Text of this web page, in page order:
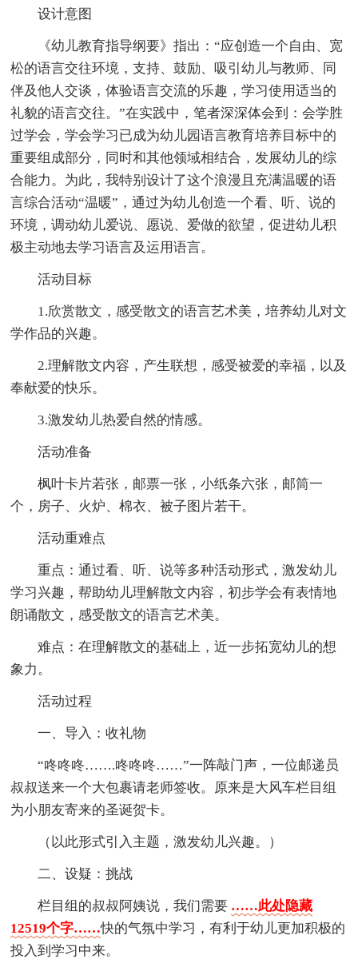
设计意图
《幼儿教育指导纲要》指出：“应创造一个自由、宽
松的语言交往环境，支持、鼓励、吸引幼儿与教师、同
伴及他人交谈，体验语言交流的乐趣，学习使用适当的
礼貌的语言交往。”在实践中，笔者深深体会到：会学胜
过学会，学会学习已成为幼儿园语言教育培养目标中的
重要组成部分，同时和其他领域相结合，发展幼儿的综
合能力。为此，我特别设计了这个浪漫且充满温暖的语
言综合活动“温暖”，通过为幼儿创造一个看、听、说的
环境，调动幼儿爱说、愿说、爱做的欲望，促进幼儿积
极主动地去学习语言及运用语言。
活动目标
1.欣赏散文，感受散文的语言艺术美，培养幼儿对文
学作品的兴趣。
2.理解散文内容，产生联想，感受被爱的幸福，以及
奉献爱的快乐。
3.激发幼儿热爱自然的情感。
活动准备
枫叶卡片若张，邮票一张，小纸条六张，邮筒一
个，房子、火炉、棉衣、被子图片若干。
活动重难点
重点：通过看、听、说等多种活动形式，激发幼儿
学习兴趣，帮助幼儿理解散文内容，初步学会有表情地
朗诵散文，感受散文的语言艺术美。
难点：在理解散文的基础上，近一步拓宽幼儿的想
象力。
活动过程
一、导入：收礼物
“咚咚咚…….咚咚咚……”一阵敲门声，一位邮递员
叔叔送来一个大包裹请老师签收。原来是大风车栏目组
为小朋友寄来的圣诞贺卡。
（以此形式引入主题，激发幼儿兴趣。）
二、设疑：挑战
栏目组的叔叔阿姨说，我们需要 ……此处隐藏
12519个字……快的气氛中学习，有利于幼儿更加积极的
投入到学习中来。